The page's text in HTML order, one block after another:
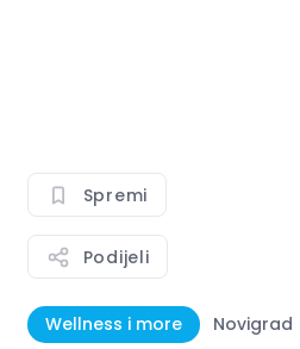
Spremi
Podijeli
Wellness i more Novigrad